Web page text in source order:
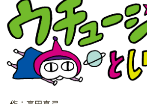
年中
年長
小学1年生
小学
小学3年生
小学4
小学5年生
小学6
こそだてニュース
イベント
ニュース
そだち＆まなび
ワーク・ドリル
幼稚園・保育園
こそだて生活
住まい
ファッション・美容
こそだてマンガ